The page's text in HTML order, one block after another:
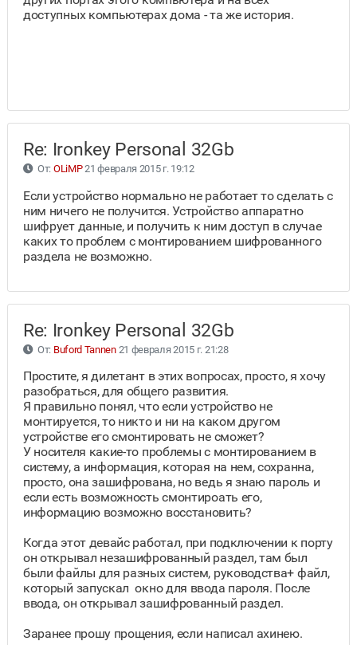
доступных компьютерах дома - та же история.
Re: Ironkey Personal 32Gb
От: OLiMP21 февраля 2015 г. 19:12
Если устройство нормально не работает то сделать с
ним ничего не получится. Устройство аппаратно
шифрует данные, и получить к ним доступ в случае
каких то проблем с монтированием шифрованного
раздела не возможно.
Re: Ironkey Personal 32Gb
От: Buford Tannen21 февраля 2015 г. 21:28
Простите, я дилетант в этих вопросах, просто, я хочу
разобраться, для общего развития.
Я правильно понял, что если устройство не
монтируется, то никто и ни на каком другом
устройстве его смонтировать не сможет?
У носителя какие-то проблемы с монтированием в
систему, а информация, которая на нем, сохранна,
просто, она зашифрована, но ведь я знаю пароль и
если есть возможность смонтироать его,
информацию возможно восстановить?
Когда этот девайс работал, при подключении к порту
он открывал незашифрованный раздел, там был
были файлы для разных систем, руководства+ файл,
который запускал окно для ввода пароля. После
ввода, он открывал зашифрованный раздел.
Заранее прошу прощения, если написал ахинею.